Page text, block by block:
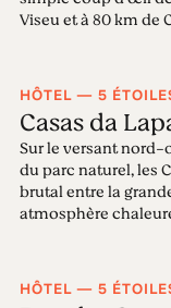
Viseu et à 80 km de
HÔTEL — 5
Casas da
Sur le versant nord-
du parc naturel, les
brutal entre la
atmosphère
HÔTEL — 5